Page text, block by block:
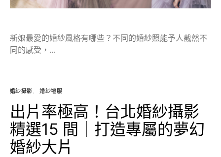
新娘最愛的婚紗風格有哪些？不同的婚紗照能予人截然不
同的感受，…
婚紗攝影 婚紗禮服
出片率極高！台北婚紗攝影
精選15 間｜打造專屬的夢幻
婚紗大片